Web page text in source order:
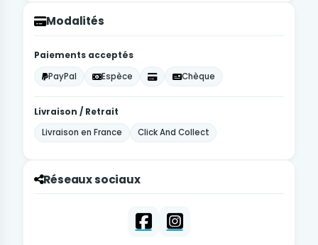
Modalités
Paiements acceptés
PayPal
Espèce Chèque
Livraison / Retrait
Livraison en France
Click And Collect
Réseaux sociaux